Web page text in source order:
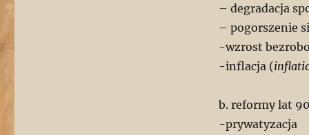
– degradacja
– pogorszenie
-wzrost
-inflacja (
b. reformy lat
-prywatyzacja